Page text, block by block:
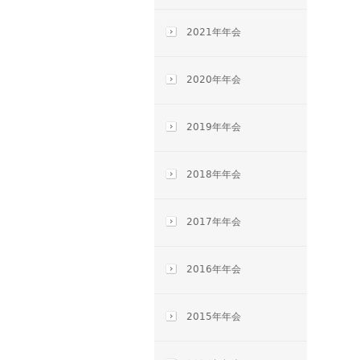
2021年年会
2020年年会
2019年年会
2018年年会
2017年年会
2016年年会
2015年年会